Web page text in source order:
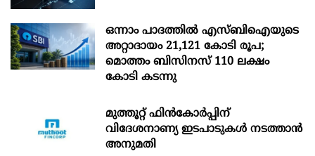
ഒന്നാം പാദത്തിൽ എസ്ബിഐയുടെ
അറ്റാദായം 21,121 കോടി രൂപ;
മൊത്തം ബിസിനസ് 110 ലക്ഷം
കോടി കടന്നു
മുത്തൂറ്റ് ഫിൻകോർപ്പിന്
വിദേശനാണ്യ ഇടപാടുകൾ നടത്താൻ
അനുമതി